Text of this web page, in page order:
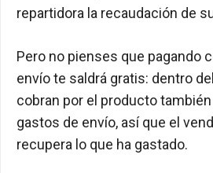
repartidora la recaudación de
Pero no pienses que pagando
envío te saldrá gratis: dentro
cobran por el producto
gastos de envío, así que el
recupera lo que ha gastado.